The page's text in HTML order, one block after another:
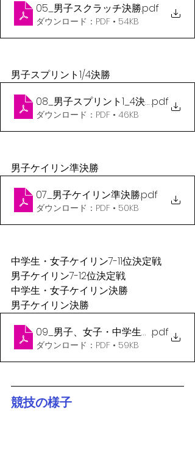
05_男子スクラッチ決勝.pdf
ダウンロード：PDF • 54KB
男子スプリント1/4決勝
08_男子スプリント1_4決勝.pdf
ダウンロード：PDF • 46KB
男子ケイリン準決勝
07_男子ケイリン準決勝.pdf
ダウンロード：PDF • 50KB
中学生・女子ケイリン7-11位決定戦
男子ケイリン7-12位決定戦
中学生・女子ケイリン決勝
男子ケイリン決勝
09_男子、女子・中学生ケイリン順
.pdf
ダウンロード：PDF • 59KB
競技の様子